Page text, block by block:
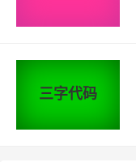
三字代码